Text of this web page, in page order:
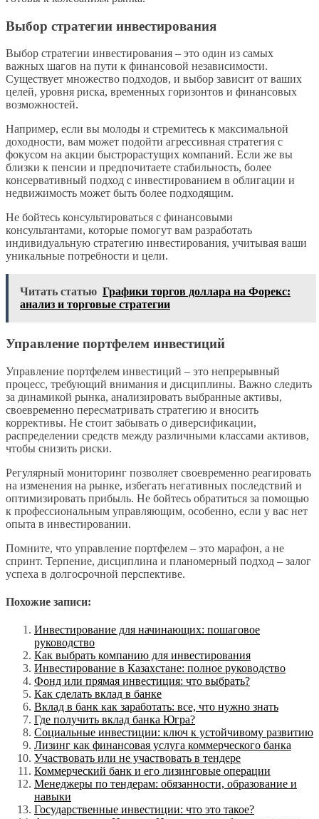
Выбор стратегии инвестирования
Выбор стратегии инвестирования – это один из самых
важных шагов на пути к финансовой независимости.
Существует множество подходов, и выбор зависит от ваших
целей, уровня риска, временных горизонтов и финансовых
возможностей.
Например, если вы молоды и стремитесь к максимальной
доходности, вам может подойти агрессивная стратегия с
фокусом на акции быстрорастущих компаний. Если же вы
близки к пенсии и предпочитаете стабильность, более
консервативный подход с инвестированием в облигации и
недвижимость может быть более подходящим.
Не бойтесь консультироваться с финансовыми
консультантами, которые помогут вам разработать
индивидуальную стратегию инвестирования, учитывая ваши
уникальные потребности и цели.
Читать статью Графики торгов доллара на Форекс:
анализ и торговые стратегии
Управление портфелем инвестиций
Управление портфелем инвестиций – это непрерывный
процесс, требующий внимания и дисциплины. Важно следить
за динамикой рынка, анализировать выбранные активы,
своевременно пересматривать стратегию и вносить
коррективы. Не стоит забывать о диверсификации,
распределении средств между различными классами активов,
чтобы снизить риски.
Регулярный мониторинг позволяет своевременно реагировать
на изменения на рынке, избегать негативных последствий и
оптимизировать прибыль. Не бойтесь обратиться за помощью
к профессиональным управляющим, особенно, если у вас нет
опыта в инвестировании.
Помните, что управление портфелем – это марафон, а не
спринт. Терпение, дисциплина и планомерный подход – залог
успеха в долгосрочной перспективе.
Похожие записи:
Инвестирование для начинающих: пошаговое
руководство
Как выбрать компанию для инвестирования
Инвестирование в Казахстане: полное руководство
Фонд или прямая инвестиция: что выбрать?
Как сделать вклад в банке
Вклад в банк как заработать: все, что нужно знать
Где получить вклад банка Югра?
Социальные инвестиции: ключ к устойчивому развитию
Лизинг как финансовая услуга коммерческого банка
Участвовать или не участвовать в тендере
Коммерческий банк и его лизинговые операции
Менеджеры по тендерам: обязанности, образование и
навыки
Государственные инвестиции: что это такое?